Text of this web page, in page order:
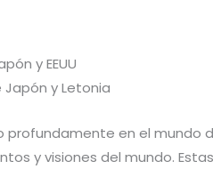
y EEUU
y Letonia
en el mundo
y visiones del mundo.